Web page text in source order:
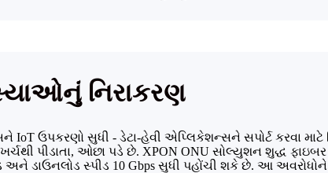
નિરાકરણ
સુધી - ડેટા-હેવી એપ્લિકેશન્સને સપોર્ટ કરવા માટે
પીડાતા, ઓછા પડે છે. XPON ONU સોલ્યુશન શુદ્ધ
સ્પીડ 10 Gbps સુધી પહોંચી શકે છે. આ અવરોધોને